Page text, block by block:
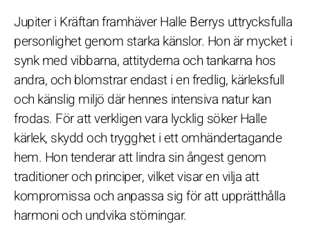
Jupiter i Kräftan framhäver Halle Berrys uttrycksfulla
personlighet genom starka känslor. Hon är mycket i
synk med vibbarna, attityderna och tankarna hos
andra, och blomstrar endast i en fredlig, kärleksfull
och känslig miljö där hennes intensiva natur kan
frodas. För att verkligen vara lycklig söker Halle
kärlek, skydd och trygghet i ett omhändertagande
hem. Hon tenderar att lindra sin ångest genom
traditioner och principer, vilket visar en vilja att
kompromissa och anpassa sig för att upprätthålla
harmoni och undvika störningar.